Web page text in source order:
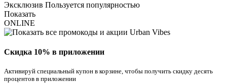
Эксклюзив Пользуется популярностью
Показать
ONLINE
Скидка 10% в приложении
Активируй специальный купон в корзине, чтобы получить скидку десять
процентов в приложении